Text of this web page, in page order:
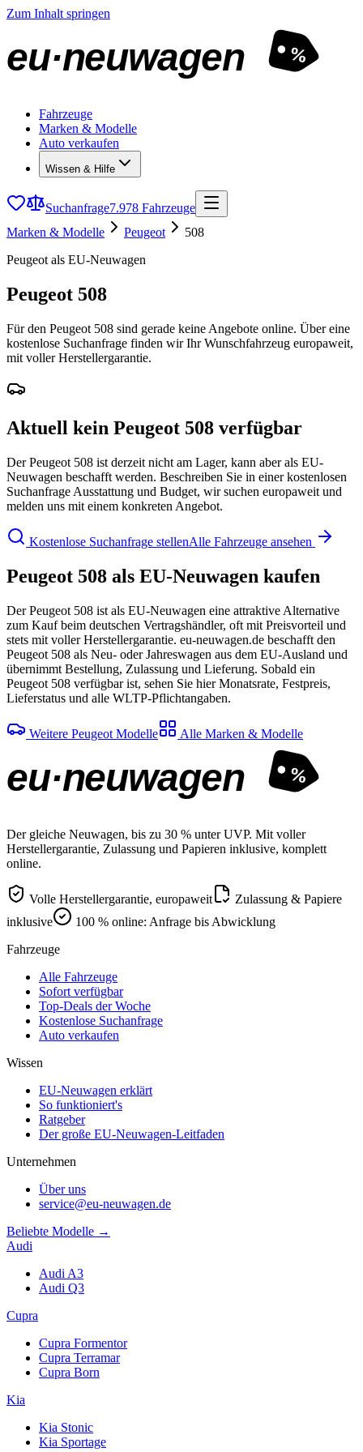
Zum Inhalt springen
eu·neuwagen %
Fahrzeuge
Marken & Modelle
Auto verkaufen
Wissen & Hilfe
Suchanfrage7.978 Fahrzeuge
Marken & Modelle
Peugeot
508
Peugeot als EU-Neuwagen
Peugeot 508
Für den Peugeot 508 sind gerade keine Angebote online. Über eine
kostenlose Suchanfrage finden wir Ihr Wunschfahrzeug europaweit,
mit voller Herstellergarantie.
Aktuell kein Peugeot 508 verfügbar
Der Peugeot 508 ist derzeit nicht am Lager, kann aber als EU-
Neuwagen beschafft werden. Beschreiben Sie in einer kostenlosen
Suchanfrage Ausstattung und Budget, wir suchen europaweit und
melden uns mit einem konkreten Angebot.
Kostenlose Suchanfrage stellenAlle Fahrzeuge ansehen
Peugeot 508 als EU-Neuwagen kaufen
Der Peugeot 508 ist als EU-Neuwagen eine attraktive Alternative
zum Kauf beim deutschen Vertragshändler, oft mit Preisvorteil und
stets mit voller Herstellergarantie. eu-neuwagen.de beschafft den
Peugeot 508 als Neu- oder Jahreswagen aus dem EU-Ausland und
übernimmt Bestellung, Zulassung und Lieferung. Sobald ein
Peugeot 508 verfügbar ist, sehen Sie hier Monatsrate, Festpreis,
Lieferstatus und alle WLTP-Pflichtangaben.
Weitere Peugeot Modelle Alle Marken & Modelle
eu·neuwagen %
Der gleiche Neuwagen, bis zu 30 % unter UVP. Mit voller
Herstellergarantie, Zulassung und Papieren inklusive, komplett
online.
Volle Herstellergarantie, europaweit
Zulassung & Papiere
inklusive
100 % online: Anfrage bis Abwicklung
Fahrzeuge
Alle Fahrzeuge
Sofort verfügbar
Top-Deals der Woche
Kostenlose Suchanfrage
Auto verkaufen
Wissen
EU-Neuwagen erklärt
So funktioniert's
Ratgeber
Der große EU-Neuwagen-Leitfaden
Unternehmen
Über uns
service@eu-neuwagen.de
Beliebte Modelle →
Audi
Audi A3
Audi Q3
Cupra
Cupra Formentor
Cupra Terramar
Cupra Born
Kia
Kia Stonic
Kia Sportage